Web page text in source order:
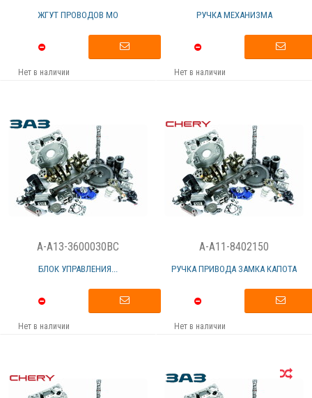
ЖГУТ ПРОВОДОВ МО
Нет в наличии
РУЧКА МЕХАНИЗМА
Нет в наличии
A-A13-3600030BC
БЛОК УПРАВЛЕНИЯ...
Нет в наличии
A-A11-8402150
РУЧКА ПРИВОДА ЗАМКА КАПОТА
Нет в наличии